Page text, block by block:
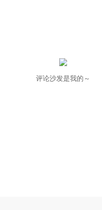
评论沙发是我的～